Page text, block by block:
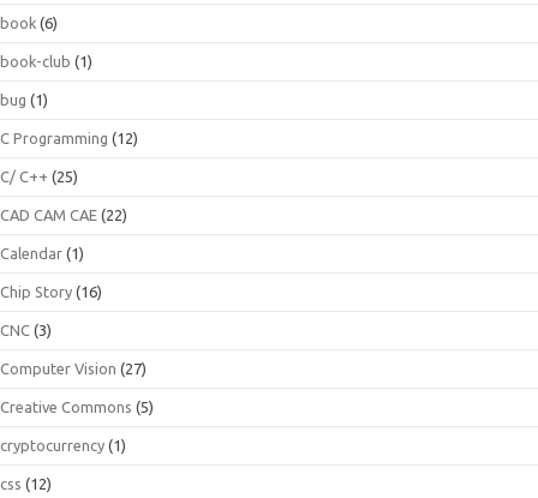
book (6)
book-club (1)
bug (1)
C Programming (12)
C/ C++ (25)
CAD CAM CAE (22)
Calendar (1)
Chip Story (16)
CNC (3)
Computer Vision (27)
Creative Commons (5)
cryptocurrency (1)
css (12)